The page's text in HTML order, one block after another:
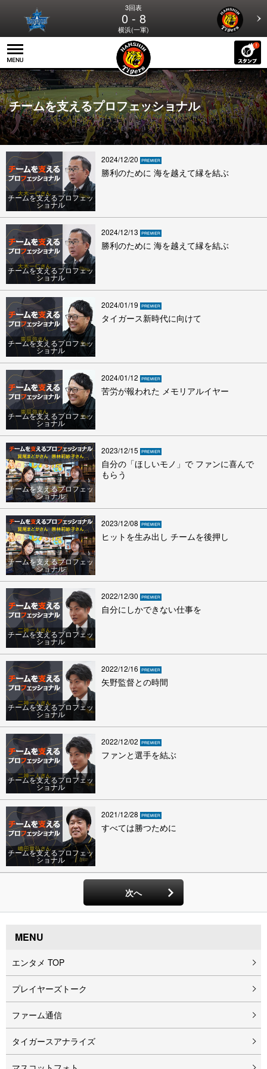
3回表
0 - 8
横浜(一軍)
チームを支えるプロフェッショナル
チームを支えるプロフェッ
ショナル
2024/12/20
勝利のために 海を越えて縁を結ぶ
チームを支えるプロフェッ
ショナル
2024/12/13
勝利のために 海を越えて縁を結ぶ
チームを支えるプロフェッ
ショナル
2024/01/19
タイガース新時代に向けて
チームを支えるプロフェッ
ショナル
2024/01/12
苦労が報われた メモリアルイヤー
チームを支えるプロフェッ
ショナル
2023/12/15
自分の「ほしいモノ」で ファンに喜んで
もらう
チームを支えるプロフェッ
ショナル
2023/12/08
ヒットを生み出し チームを後押し
チームを支えるプロフェッ
ショナル
2022/12/30
自分にしかできない仕事を
チームを支えるプロフェッ
ショナル
2022/12/16
矢野監督との時間
チームを支えるプロフェッ
ショナル
2022/12/02
ファンと選手を結ぶ
チームを支えるプロフェッ
ショナル
2021/12/28
すべては勝つために
次へ
MENU
エンタメ TOP
プレイヤーズトーク
ファーム通信
タイガースアナライズ